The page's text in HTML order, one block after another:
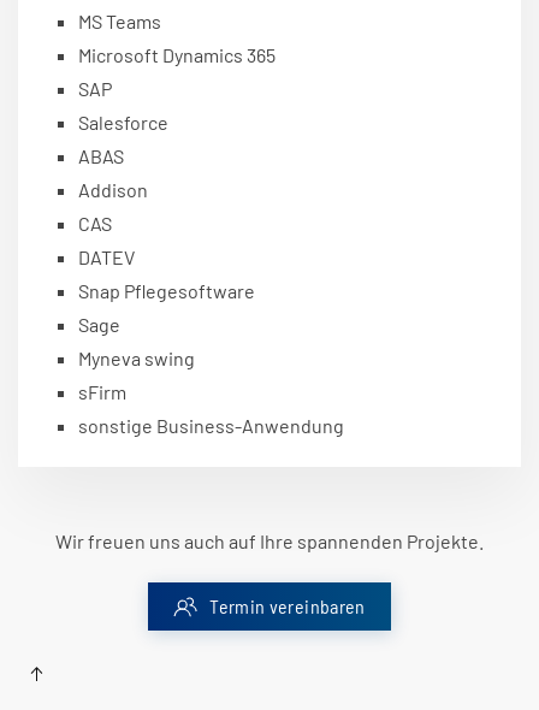
MS Teams
Microsoft Dynamics 365
SAP
Salesforce
ABAS
Addison
CAS
DATEV
Snap Pflegesoftware
Sage
Myneva swing
sFirm
sonstige Business-Anwendung
Wir freuen uns auch auf Ihre spannenden Projekte.
Termin vereinbaren